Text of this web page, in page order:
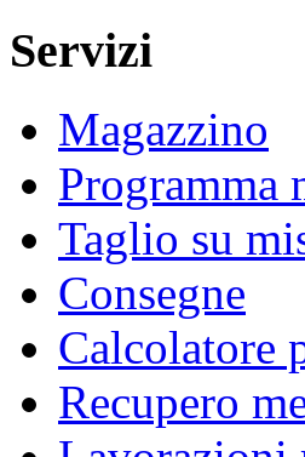
Servizi
Magazzino
Programma
Taglio su
Consegne
Calcolatore
Recupero